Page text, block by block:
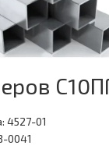
4527-01
0041